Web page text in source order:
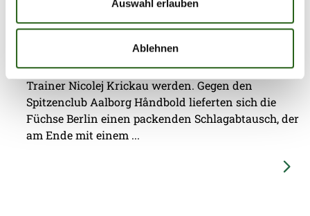
Auswahl erlauben
Ablehnen
Vorbereitung auf die Spielzeit 2026/27 sollte eine
erste Standortbestimmung für das Team von
Trainer Nicolej Krickau werden. Gegen den
Spitzenclub Aalborg Håndbold lieferten sich die
Füchse Berlin einen packenden Schlagabtausch, der
am Ende mit einem ...